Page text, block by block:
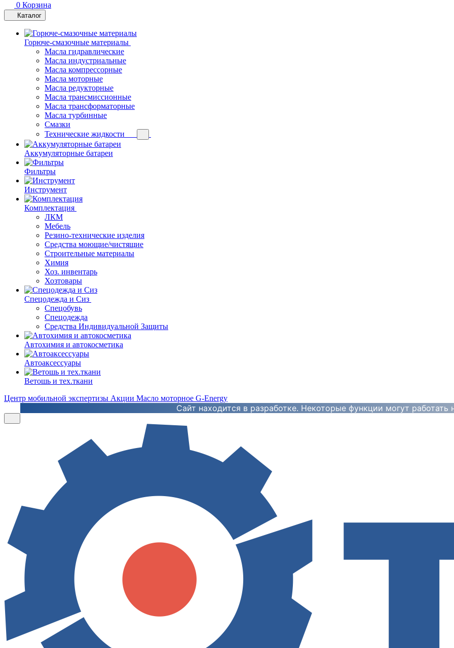
0 Корзина
Каталог
Горюче-смазочные материалы
Масла гидравлические
Масла индустриальные
Масла компрессорные
Масла моторные
Масла редукторные
Масла трансмиссионные
Масла трансформаторные
Масла турбинные
Смазки
Технические жидкости
Аккумуляторные батареи
Фильтры
Инструмент
Комплектация
ЛКМ
Мебель
Резино-технические изделия
Средства моющие/чистящие
Строительные материалы
Химия
Хоз. инвентарь
Хозтовары
Спецодежда и Сиз
Спецобувь
Спецодежда
Средства Индивидуальной Защиты
Автохимия и автокосметика
Автоаксессуары
Ветошь и тех.ткани
Центр мобильной экспертизы Акции Масло моторное G-Energy
Сайт находится в разработке. Некоторые функции могут работать